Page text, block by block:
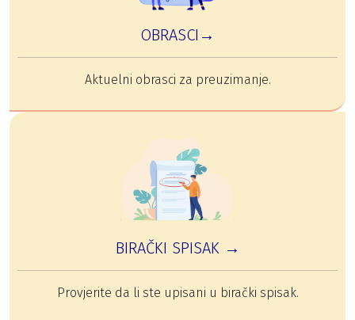
OBRASCI→
Aktuelni obrasci za preuzimanje.
BIRAČKI SPISAK →
Provjerite da li ste upisani u birački spisak.